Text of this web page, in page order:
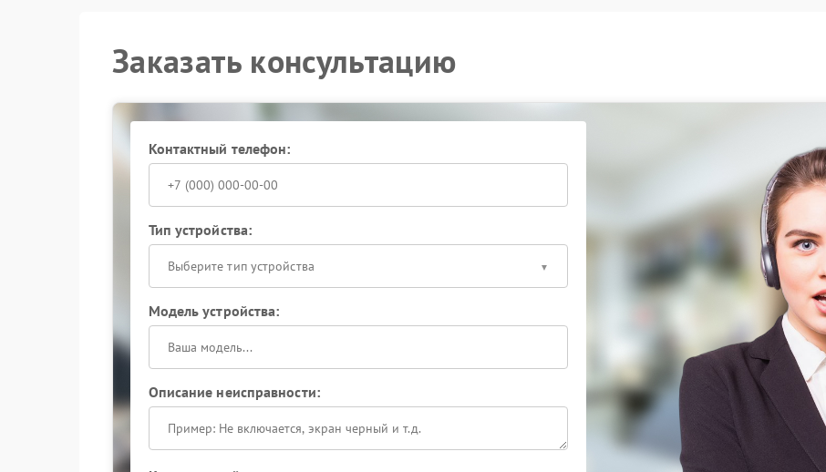
Заказать консультацию
Контактный телефон:
Тип устройства:
Выберите тип устройства
Модель устройства:
Описание неисправности: